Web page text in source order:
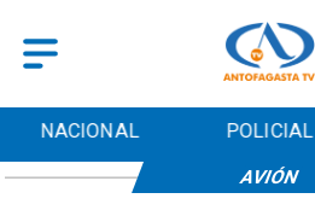
NACIONAL POLICIAL
AVIÓN